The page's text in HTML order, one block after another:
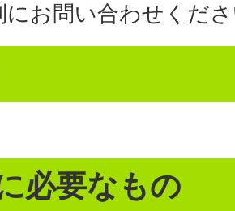
にお問い合わせくだ
必要なもの